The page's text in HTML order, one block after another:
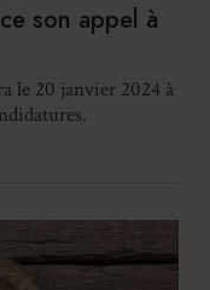
son appel à
le 20 janvier 2024 à